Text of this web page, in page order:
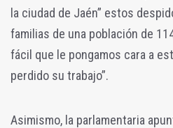
la ciudad de Jaén” estos
familias de una población de
fácil que le pongamos cara a
perdido su trabajo”.
Asimismo, la parlamentaria